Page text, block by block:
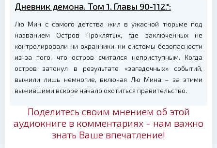
Дневник демона. Том 1. Главы 90-112.":
Лю Мин с самого детства жил в ужасной тюрьме под
названием Остров Проклятых, где заключённых не
контролировали ни охранники, ни системы безопасности
из-за того, что остров считался неприступным. Когда
остров затонул в результате «загадочных» событий,
выжили лишь немногие, включая Лю Мина – за этими
выжившими вскоре начало охотиться правительство.
Поделитесь своим мнением об этой
аудиокниге в комментариях - нам важно
знать Ваше впечатление!